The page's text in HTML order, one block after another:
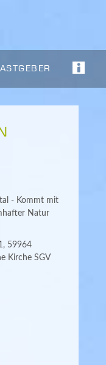
- Kommt mit
Natur
59964
Kirche SGV